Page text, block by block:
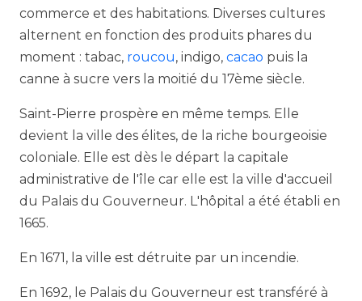
commerce et des habitations. Diverses cultures
alternent en fonction des produits phares du
moment : tabac, roucou, indigo, cacao puis la
canne à sucre vers la moitié du 17ème siècle.
Saint-Pierre prospère en même temps. Elle
devient la ville des élites, de la riche bourgeoisie
coloniale. Elle est dès le départ la capitale
administrative de l'île car elle est la ville d'accueil
du Palais du Gouverneur. L'hôpital a été établi en
1665.
En 1671, la ville est détruite par un incendie.
En 1692, le Palais du Gouverneur est transféré à